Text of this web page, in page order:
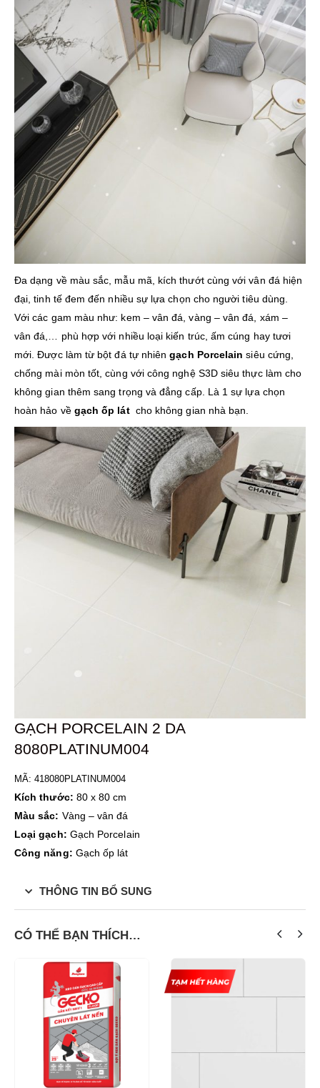
Đa dạng về màu sắc, mẫu mã, kích thướt cùng với vân đá hiện
đại, tinh tế đem đến nhiều sự lựa chọn cho người tiêu dùng.
Với các gam màu như: kem – vân đá, vàng – vân đá, xám –
vân đá,… phù hợp với nhiều loại kiến trúc, ấm cúng hay tươi
mới. Được làm từ bột đá tự nhiêngạch Porcelain siêu cứng,
chống mài mòn tốt, cùng với công nghệ S3D siêu thực làm cho
không gian thêm sang trọng và đẳng cấp. Là 1 sự lựa chọn
hoàn hảo về gạch ốp lát cho không gian nhà bạn.
GẠCH PORCELAIN 2 DA
8080PLATINUM004
MÃ: 418080PLATINUM004
Kích thước: 80 x 80 cm
Màu sắc: Vàng – vân đá
Loại gạch: Gạch Porcelain
Công năng: Gạch ốp lát
THÔNG TIN BỔ SUNG
CÓ THỂ BẠN THÍCH…